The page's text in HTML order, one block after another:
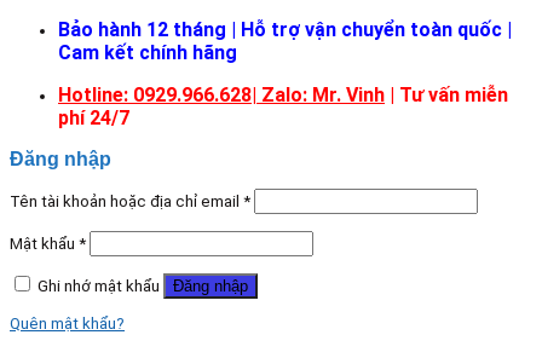
Bảo hành 12 tháng | Hỗ trợ vận chuyển toàn quốc |
Cam kết chính hãng
Hotline: 0929.966.628| Zalo: Mr. Vinh | Tư vấn miễn
phí 24/7
Đăng nhập
Tên tài khoản hoặc địa chỉ email *
Mật khẩu *
Ghi nhớ mật khẩu Đăng nhập
Quên mật khẩu?